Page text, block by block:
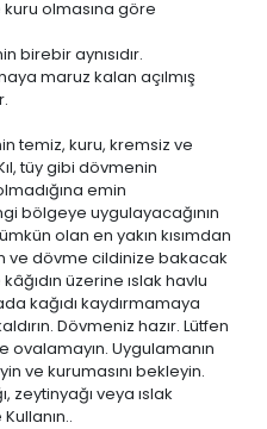
kuru olmasına göre
birebir aynısıdır.
maruz kalan açılmış
temiz, kuru, kremsiz ve
tüy gibi dövmenin
emin
bölgeye uygulayacağının
olan en yakın kısımdan
ve dövme cildinize bakacak
üzerine ıslak havlu
kağıdı kaydırmamaya
Dövmeniz hazır. Lütfen
ovalamayın. Uygulamanın
ve kurumasını bekleyin.
zeytinyağı veya ıslak